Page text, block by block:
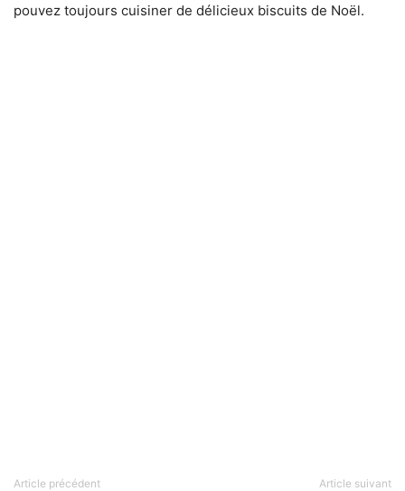
pouvez toujours cuisiner de délicieux biscuits de Noël.
Article précédent Article suivant